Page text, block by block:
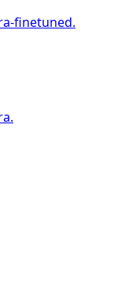
finetuned.